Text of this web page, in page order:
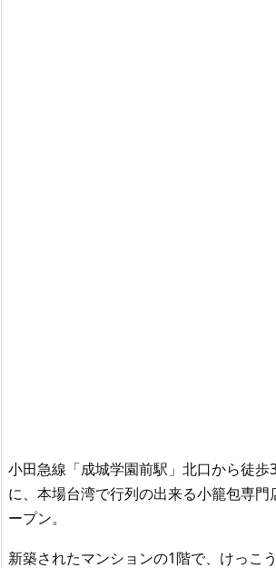
小田急線「成城学園前駅」北口から徒歩
に、本場台湾で行列の出来る小籠包専門
ープン。
新築されたマンションの1階で、けっこ